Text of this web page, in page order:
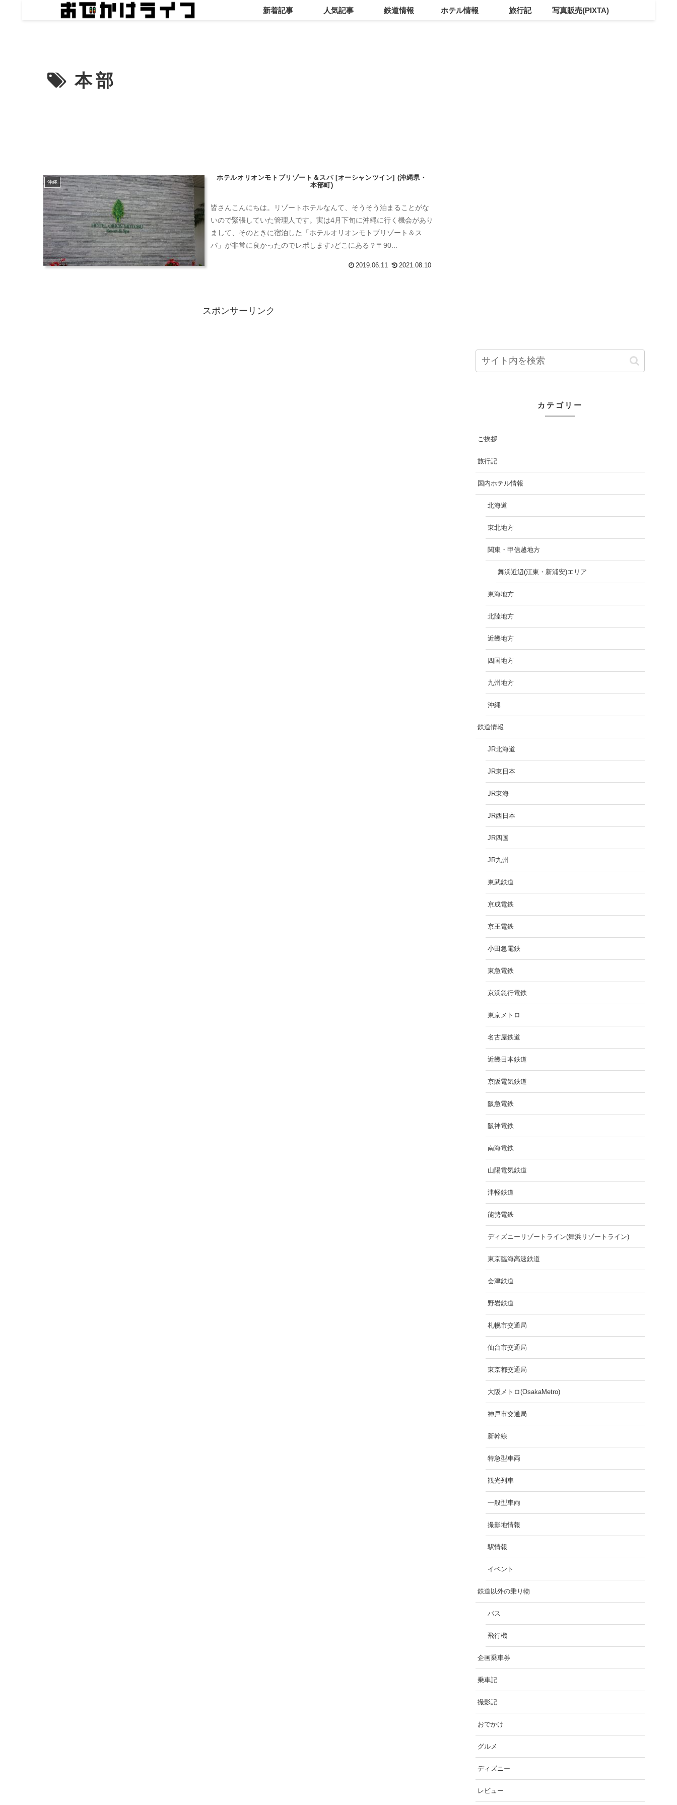
新着記事 人気記事 鉄道情報 ホテル情報 旅行記 写真販売(PIXTA)
本部
沖縄
ホテルオリオンモトブリゾート＆スパ [オーシャンツイン] (沖縄県・
本部町)
皆さんこんにちは。リゾートホテルなんて、そうそう泊まることがな
いので緊張していた管理人です。実は4月下旬に沖縄に行く機会があり
まして、そのときに宿泊した「ホテルオリオンモトブリゾート＆ス
パ」が非常に良かったのでレポします♪どこにある？〒90...
2019.06.11 2021.08.10
スポンサーリンク
カテゴリー
ご挨拶
旅行記
国内ホテル情報
北海道
東北地方
関東・甲信越地方
舞浜近辺(江東・新浦安)エリア
東海地方
北陸地方
近畿地方
四国地方
九州地方
沖縄
鉄道情報
JR北海道
JR東日本
JR東海
JR西日本
JR四国
JR九州
東武鉄道
京成電鉄
京王電鉄
小田急電鉄
東急電鉄
京浜急行電鉄
東京メトロ
名古屋鉄道
近畿日本鉄道
京阪電気鉄道
阪急電鉄
阪神電鉄
南海電鉄
山陽電気鉄道
津軽鉄道
能勢電鉄
ディズニーリゾートライン(舞浜リゾートライン)
東京臨海高速鉄道
会津鉄道
野岩鉄道
札幌市交通局
仙台市交通局
東京都交通局
大阪メトロ(OsakaMetro)
神戸市交通局
新幹線
特急型車両
観光列車
一般型車両
撮影地情報
駅情報
イベント
鉄道以外の乗り物
バス
飛行機
企画乗車券
乗車記
撮影記
おでかけ
グルメ
ディズニー
レビュー